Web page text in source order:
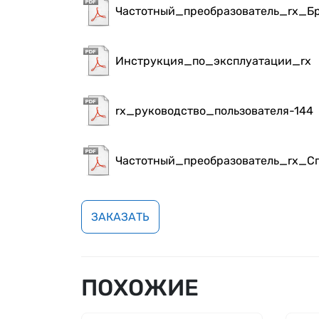
Инструкция_по_эксплуатации_rx
rx_руководство_пользователя-144
ЗАКАЗАТЬ
ПОХОЖИЕ